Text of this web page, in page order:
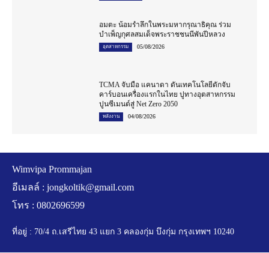
อมตะ น้อมรำลึกในพระมหากรุณาธิคุณ ร่วม
บำเพ็ญกุศลสมเด็จพระราชชนนีพันปีหลวง
อุตสาหกรรม 05/08/2026
TCMA จับมือ แคนาดา ดันเทคโนโลยีดักจับ
คาร์บอนเครื่องแรกในไทย ปูทางอุตสาหกรรม
ปูนซีเมนต์สู่ Net Zero 2050
พลังงาน 04/08/2026
Wimvipa Prommajan
อีเมลล์ : jongkoltik@gmail.com
โทร : 0802696599
ที่อยู่ : 70/4 ถ.เสรีไทย 43 แยก 3 คลองกุ่ม บึงกุ่ม กรุงเทพฯ 10240